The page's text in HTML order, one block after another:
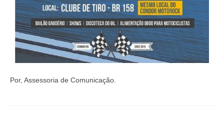
Por, Assessoria de Comunicação.